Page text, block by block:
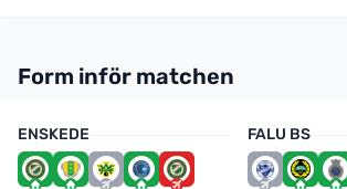
Form inför matchen
ENSKEDE FALU BS